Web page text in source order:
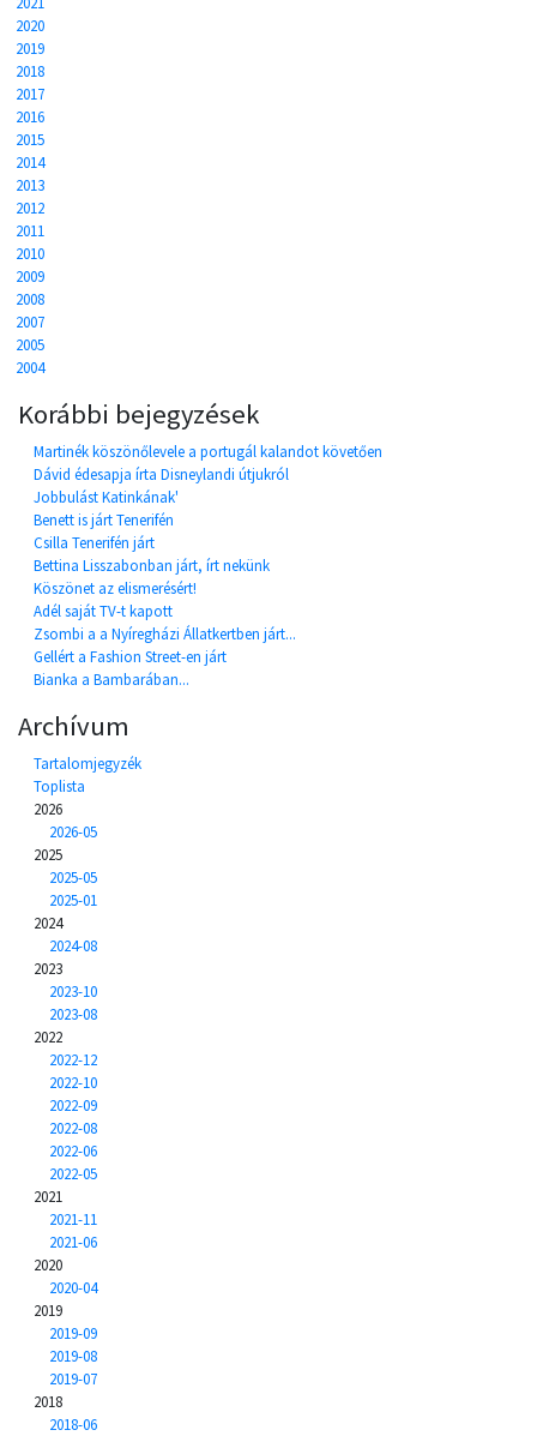
2020
2019
2018
2017
2016
2015
2014
2013
2012
2011
2010
2009
2008
2007
2005
2004
Korábbi bejegyzések
Martinék köszönőlevele a portugál kalandot követően
Dávid édesapja írta Disneylandi útjukról
Jobbulást Katinkának'
Benett is járt Tenerifén
Csilla Tenerifén járt
Bettina Lisszabonban járt, írt nekünk
Köszönet az elismerésért!
Adél saját TV-t kapott
Zsombi a a Nyíregházi Állatkertben járt...
Gellért a Fashion Street-en járt
Bianka a Bambarában...
Archívum
Tartalomjegyzék
Toplista
2026
2026-05
2025
2025-05
2025-01
2024
2024-08
2023
2023-10
2023-08
2022
2022-12
2022-10
2022-09
2022-08
2022-06
2022-05
2021
2021-11
2021-06
2020
2020-04
2019
2019-09
2019-08
2019-07
2018
2018-06